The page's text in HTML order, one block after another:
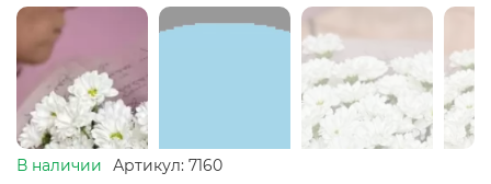
В наличии
Артикул: 7160